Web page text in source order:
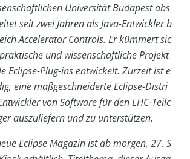
Universität Budapest abs
seit zwei Jahren als Java-Entwickler b
Accelerator Controls. Er kümmert sic
und wissenschaftliche Projekt
Eclipse-Plug-ins entwickelt. Zurzeit ist e
eine maßgeschneiderte Eclipse-Distri
von Software für den LHC-Teilc
auszuliefern und zu unterstützen.
Eclipse Magazin ist ab morgen, 27. S